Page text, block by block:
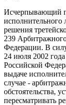
Исчерпывающий
исполнительного
решения
239
Федерации. В
24 июля 2002
Российской
выдаче
случае -
обстоятельства,
пересматривать